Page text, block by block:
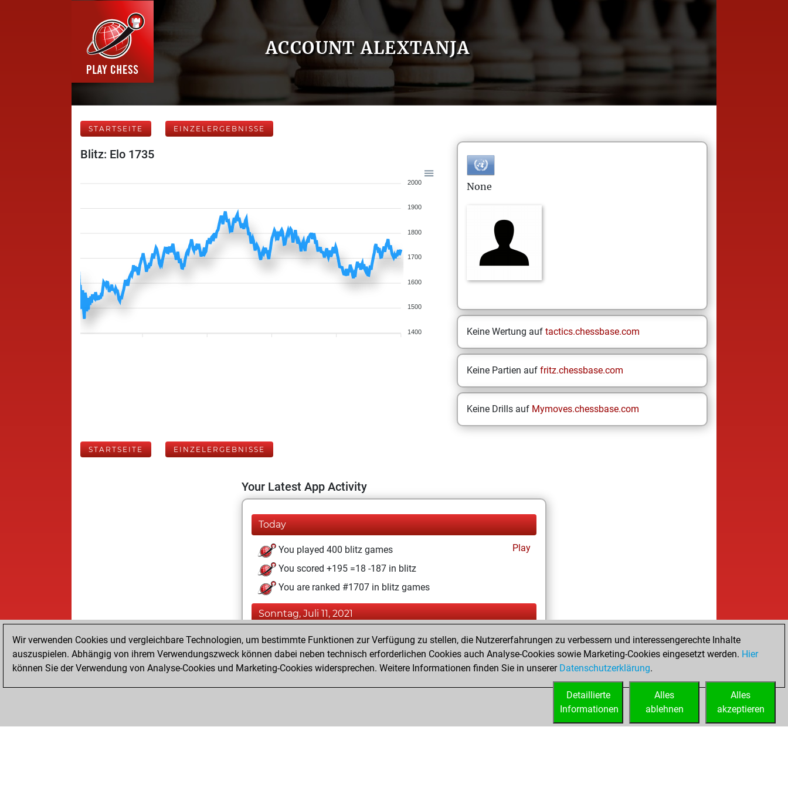
ACCOUNT ALEXTANJA
STARTSEITE EINZELERGEBNISSE
Blitz: Elo 1735
2000
1900
1800
1700
1600
1500
1400
None
Keine Wertung auf tactics.chessbase.com
Keine Partien auf fritz.chessbase.com
Keine Drills auf Mymoves.chessbase.com
STARTSEITE EINZELERGEBNISSE
Your Latest App Activity
Today
You played 400 blitz games
Play
You scored +195 =18 -187 in blitz
You are ranked #1707 in blitz games
Sonntag, Juli 11, 2021
You created your Play account Play
Wir verwenden Cookies und vergleichbare Technologien, um bestimmte Funktionen zur Verfügung zu stellen, die Nutzererfahrungen zu verbessern und interessengerechte Inhalte
auszuspielen. Abhängig von ihrem Verwendungszweck können dabei neben technisch erforderlichen Cookies auch Analyse-Cookies sowie Marketing-Cookies eingesetzt werden. Hier
können Sie der Verwendung von Analyse-Cookies und Marketing-Cookies widersprechen. Weitere Informationen finden Sie in unserer Datenschutzerklärung.
Alles
akzeptieren
Alles
ablehnen
Detaillierte
Informationen